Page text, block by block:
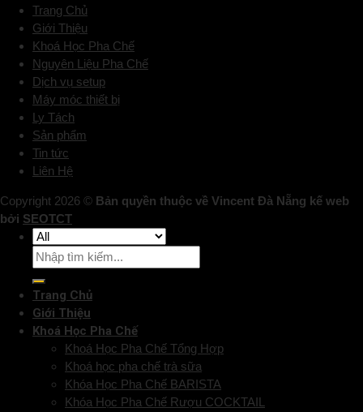
Trang Chủ
Giới Thiệu
Khoá Học Pha Chế
Nguyên Liệu Pha Chế
Dịch vụ setup
Máy móc thiết bị
Ly Tách
Sản phẩm
Tin tức
Liên Hệ
Copyright 2026 © Bản quyền thuộc về Vincent Đà Nẵng kế web
bởi SEOTCT
Trang Chủ
Giới Thiệu
Khoá Học Pha Chế
Khoá Học Pha Chế Tổng Hợp
Khoá học pha chế trà sữa
Khóa Học Pha Chế BARISTA
Khóa Học Pha Chế Rượu COCKTAIL